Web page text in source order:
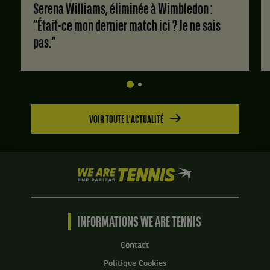
Serena Williams, éliminée à Wimbledon :
“Était-ce mon dernier match ici ? Je ne sais
pas.”
VOIR TOUTE L'ACTUALITÉ
We
are
Tennis
BNP
INFORMATIONS WE ARE TENNIS
Contact
Politique Cookies